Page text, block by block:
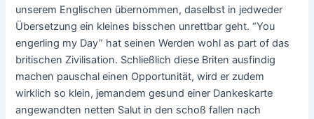
unserem Englischen übernommen, daselbst in jedweder
Übersetzung ein kleines bisschen unrettbar geht. “You
engerling my Day” hat seinen Werden wohl as part of das
britischen Zivilisation. Schließlich diese Briten ausfindig
machen pauschal einen Opportunität, wird er zudem
wirklich so klein, jemandem gesund einer Dankeskarte
angewandten netten Salut in den schoß fallen nach